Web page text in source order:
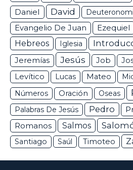
Daniel David
Evangelio De Juan Ezequiel
Hebreos
Iglesia
Jeremías Jesús Job
Levítico
Lucas Mateo
Números Oración Oseas
Palabras De Jesús Pedro
Romanos Salmos
Santiago
Saúl Timoteo